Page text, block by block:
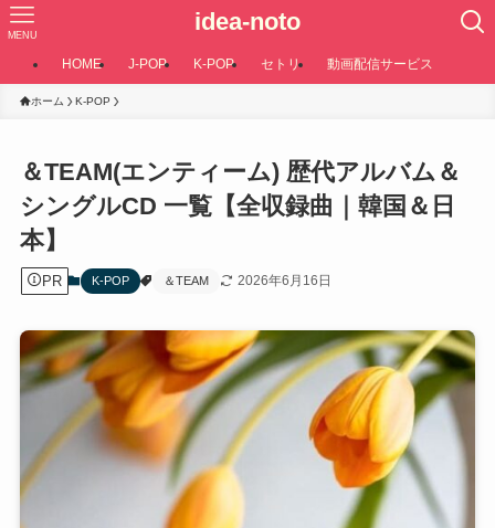
idea-noto
MENU
HOME J-POP K-POP セトリ 動画配信サービス
ホーム K-POP
＆TEAM(エンティーム) 歴代アルバム＆
シングルCD 一覧【全収録曲｜韓国＆日
本】
PR K-POP ＆TEAM 2026年6月16日